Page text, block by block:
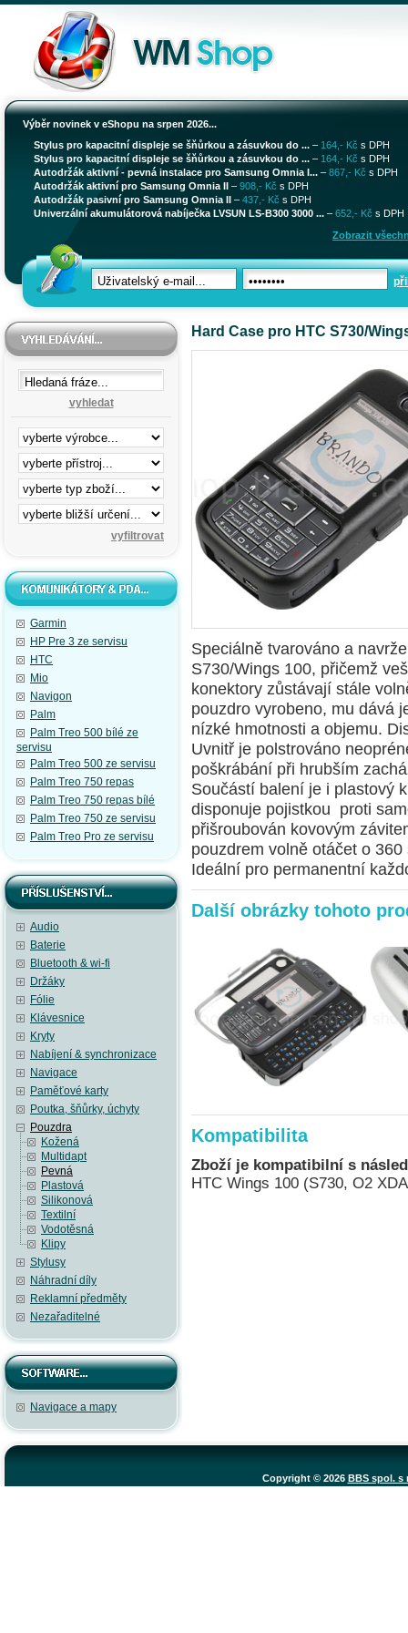
Výběr novinek v eShopu na srpen 2026...
Stylus pro kapacitní displeje se šňůrkou a zásuvkou do ... – 164,- Kč s DPH
Stylus pro kapacitní displeje se šňůrkou a zásuvkou do ... – 164,- Kč s DPH
Autodržák aktivní - pevná instalace pro Samsung Omnia I... – 867,- Kč s DPH
Autodržák aktivní pro Samsung Omnia II – 908,- Kč s DPH
Autodržák pasivní pro Samsung Omnia II – 437,- Kč s DPH
Univerzální akumulátorová nabíječka LVSUN LS-B300 3000 ... – 652,- Kč s DPH
Zobrazit
vyhledat
Garmin
HP Pre 3 ze servisu
HTC
Mio
Navigon
Palm
Palm Treo 500 bílé ze
servisu
Palm Treo 500 ze servisu
Palm Treo 750 repas
Palm Treo 750 repas bílé
Palm Treo 750 ze servisu
Palm Treo Pro ze servisu
Audio
Baterie
Bluetooth & wi-fi
Držáky
Fólie
Klávesnice
Kryty
Nabíjení & synchronizace
Navigace
Paměťové karty
Poutka, šňůrky, úchyty
Pouzdra
Kožená
Multidapt
Pevná
Plastová
Silikonová
Textilní
Vodotěsná
Klipy
Stylusy
Náhradní díly
Reklamní předměty
Nezařaditelné
Navigace a mapy
Hard Case pro HTC S730/
Speciálně tvarováno a
S730/Wings 100, přičemž
konektory zůstávají stále
pouzdro vyrobeno, mu dává
nízké hmotnosti a objemu.
Uvnitř je polstrováno
poškrábání při hrubším
Součástí balení je i plastový
disponuje pojistkou proti
přišroubován kovovým
pouzdrem volně otáčet o 360
Ideální pro permanentní
Další obrázky tohoto
Kompatibilita
Zboží je kompatibilní s
HTC Wings 100 (S730, O2
Copyright © 2026 BBS spol. s